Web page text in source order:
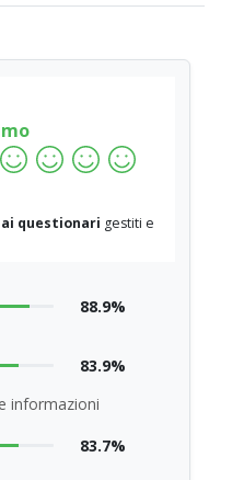
ai questionari gestiti e
88.9%
83.9%
informazioni
83.7%